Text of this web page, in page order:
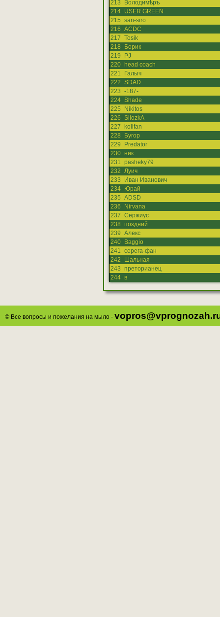
213
Володимѣръ
214 USER GREEN
215 san-siro
216 ACDC
217 Tosik
218
Борик
219
PJ
220
head coach
221
Галыч
222 SDAD
223 -187-
224 Shade
225
Nikitos
226 SilozkA
227
kolifan
228
Бугор
229
Predator
230 ник
231 pasheky79
232 Луич
233
Иван Иванович
234
Юрай
235 ADSD
236
Nirvana
237 Сержиус
238 поздний
239 Алекс
240
Baggio
241 серега-фан
242
Шальная
243 преторианец
244 в
© Все вопросы и пожелания на мыло -